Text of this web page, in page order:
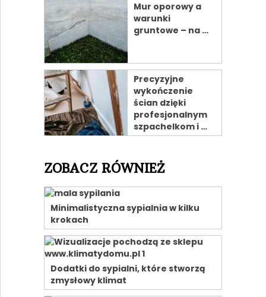
Mur oporowy a
warunki
gruntowe – na …
Precyzyjne
wykończenie
ścian dzięki
profesjonalnym
szpachelkom i …
ZOBACZ RÓWNIEŻ
Minimalistyczna sypialnia w kilku
krokach
Dodatki do sypialni, które stworzą
zmysłowy klimat